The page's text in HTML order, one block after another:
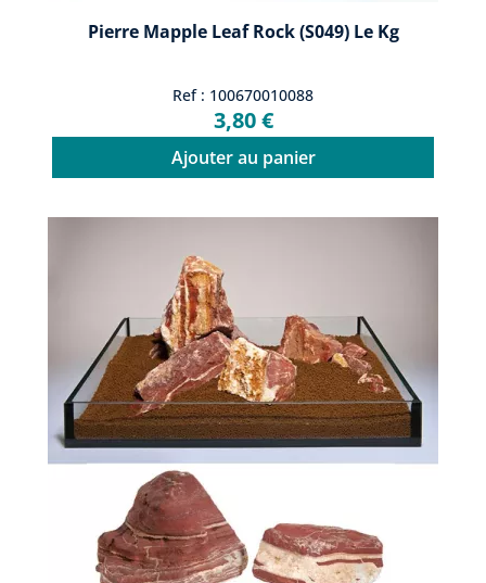
Pierre Mapple Leaf Rock (S049) Le Kg
Ref : 100670010088
3,80 €
Ajouter au panier